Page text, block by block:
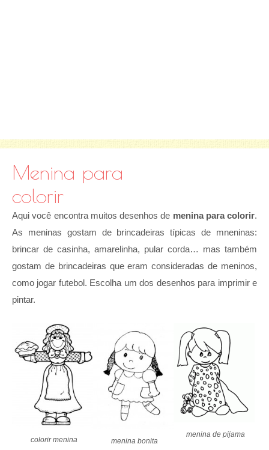
Menina para
colorir
Aqui você encontra muitos desenhos de menina para colorir.
As meninas gostam de brincadeiras típicas de mneninas:
brincar de casinha, amarelinha, pular corda… mas também
gostam de brincadeiras que eram consideradas de meninos,
como jogar futebol. Escolha um dos desenhos para imprimir e
pintar.
colorir menina menina bonita
menina de pijama